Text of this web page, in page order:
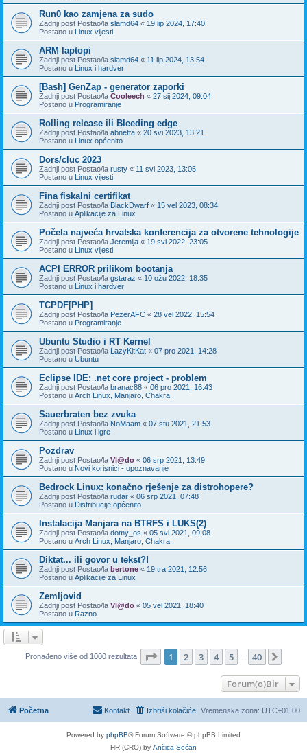
Run0 kao zamjena za sudo
Zadnji post Postao/la slamd64 « 19 lip 2024, 17:40
Postano u Linux vijesti
ARM laptopi
Zadnji post Postao/la slamd64 « 11 lip 2024, 13:54
Postano u Linux i hardver
[Bash] GenZap - generator zaporki
Zadnji post Postao/la Cooleech « 27 sij 2024, 09:04
Postano u Programiranje
Rolling release ili Bleeding edge
Zadnji post Postao/la abnetta « 20 svi 2023, 13:21
Postano u Linux općenito
Dors/cluc 2023
Zadnji post Postao/la rusty « 11 svi 2023, 13:05
Postano u Linux vijesti
Fina fiskalni certifikat
Zadnji post Postao/la BlackDwarf « 15 vel 2023, 08:34
Postano u Aplikacije za Linux
Počela najveća hrvatska konferencija za otvorene tehnologije
Zadnji post Postao/la Jeremija « 19 svi 2022, 23:05
Postano u Linux vijesti
ACPI ERROR prilikom bootanja
Zadnji post Postao/la gstaraz « 10 ožu 2022, 18:35
Postano u Linux i hardver
TCPDF[PHP]
Zadnji post Postao/la PezerAFC « 28 vel 2022, 15:54
Postano u Programiranje
Ubuntu Studio i RT Kernel
Zadnji post Postao/la LazyKitKat « 07 pro 2021, 14:28
Postano u Ubuntu
Eclipse IDE: .net core project - problem
Zadnji post Postao/la branac88 « 06 pro 2021, 16:43
Postano u Arch Linux, Manjaro, Chakra...
Sauerbraten bez zvuka
Zadnji post Postao/la NoMaam « 07 stu 2021, 21:53
Postano u Linux i igre
Pozdrav
Zadnji post Postao/la Vl@do « 06 srp 2021, 13:49
Postano u Novi korisnici - upoznavanje
Bedrock Linux: konačno rješenje za distrohopere?
Zadnji post Postao/la rudar « 06 srp 2021, 07:48
Postano u Distribucije općenito
Instalacija Manjara na BTRFS i LUKS(2)
Zadnji post Postao/la domy_os « 05 svi 2021, 09:08
Postano u Arch Linux, Manjaro, Chakra...
Diktat... ili govor u tekst?!
Zadnji post Postao/la bertone « 19 tra 2021, 12:56
Postano u Aplikacije za Linux
Zemljovid
Zadnji post Postao/la Vl@do « 05 vel 2021, 18:40
Postano u Razno
Pronađeno više od 1000 rezultata Stranica: 1/ 40.
1 2 3 4 5 40
Forum(o)Bir
Početna Vremenska zona: UTC+01:00
Izbriši kolačiće
Kontakt
Powered by phpBB® Forum Software © phpBB Limited
HR (CRO) by Ančica Sečan